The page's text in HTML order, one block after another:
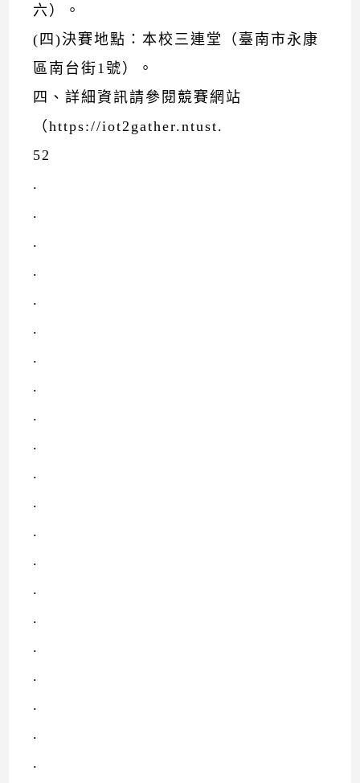
六）。
(四)決賽地點：本校三連堂（臺南市永康
區南台街1號）。
四、詳細資訊請參閱競賽網站
（https://iot2gather.ntust.
52
.
.
.
.
.
.
.
.
.
.
.
.
.
.
.
.
.
.
.
.
.